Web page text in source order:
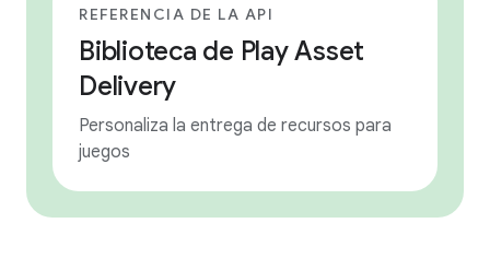
REFERENCIA DE LA API
Biblioteca de Play Asset
Delivery
Personaliza la entrega de recursos para
juegos